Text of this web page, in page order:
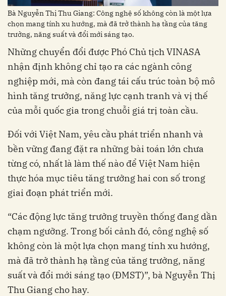
Bà Nguyễn Thị Thu Giang: Công nghệ số không còn là một lựa
chọn mang tính xu hướng, mà đã trở thành hạ tầng của tăng
trưởng, năng suất và đổi mới sáng tạo.
Những chuyển đổi được Phó Chủ tịch VINASA
nhận định không chỉ tạo ra các ngành công
nghiệp mới, mà còn đang tái cấu trúc toàn bộ mô
hình tăng trưởng, năng lực cạnh tranh và vị thế
của mỗi quốc gia trong chuỗi giá trị toàn cầu.
Đối với Việt Nam, yêu cầu phát triển nhanh và
bền vững đang đặt ra những bài toán lớn chưa
từng có, nhất là làm thế nào để Việt Nam hiện
thực hóa mục tiêu tăng trưởng hai con số trong
giai đoạn phát triển mới.
“Các động lực tăng trưởng truyền thống đang dần
chạm ngưỡng. Trong bối cảnh đó, công nghệ số
không còn là một lựa chọn mang tính xu hướng,
mà đã trở thành hạ tầng của tăng trưởng, năng
suất và đổi mới sáng tạo (ĐMST)”, bà Nguyễn Thị
Thu Giang cho hay.